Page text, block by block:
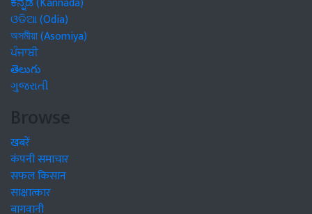
ଓଡିଆ (Odia)
অসমীয়া (Asomiya)
ਪੰਜਾਬੀ
తెలుగు
ગુજરાતી
Browse
खबरें
कंपनी समाचार
सफल किसान
साक्षात्कार
बागवानी